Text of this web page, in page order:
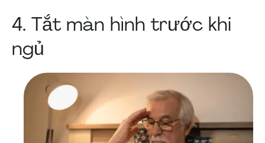
4. Tắt màn hình trước khi
ngủ